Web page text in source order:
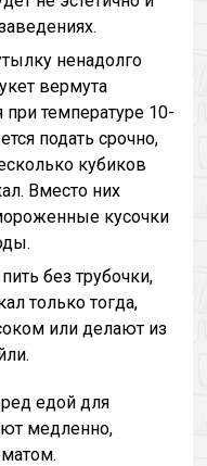
ненадолго
вермута
температуре 10-
подать срочно,
кубиков
Вместо них
кусочки
без трубочки,
только тогда,
или делают из
едой для
медленно,